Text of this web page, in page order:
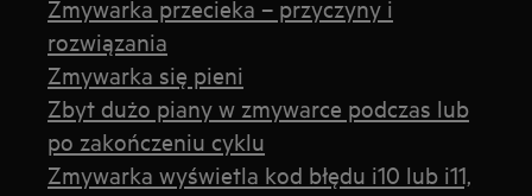
Zmywarka przecieka – przyczyny i
rozwiązania
Zmywarka się pieni
Zbyt dużo piany w zmywarce podczas lub
po zakończeniu cyklu
Zmywarka wyświetla kod błędu i10 lub i11,